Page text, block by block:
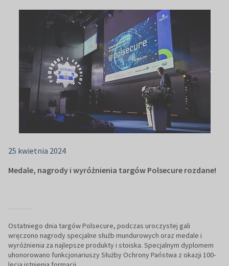
25 kwietnia 2024
Medale, nagrody i wyróżnienia targów Polsecure rozdane!
Ostatniego dnia targów Polsecure, podczas uroczystej gali
wręczono nagrody specjalne służb mundurowych oraz medale i
wyróżnienia za najlepsze produkty i stoiska. Specjalnym dyplomem
uhonorowano funkcjonariuszy Służby Ochrony Państwa z okazji 100-